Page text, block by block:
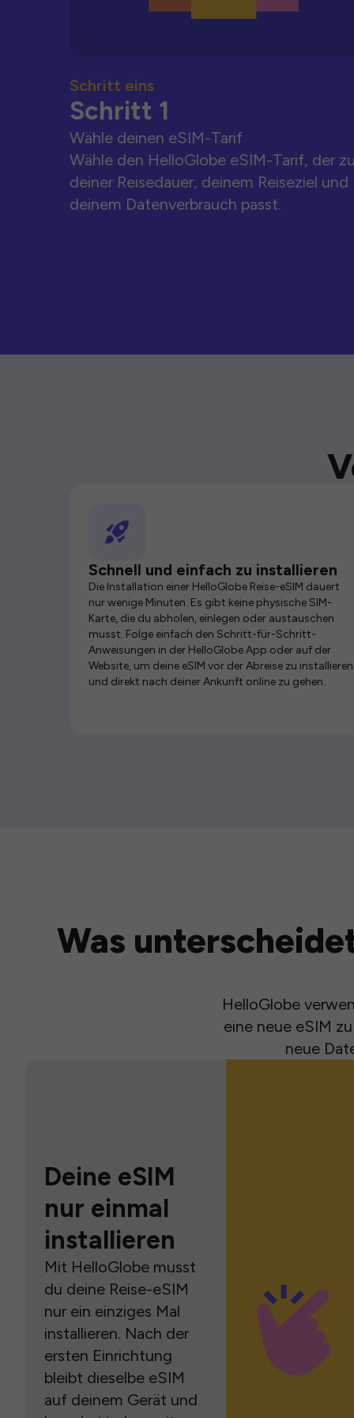
Schritt eins
Schritt 1
Wähle deinen eSIM-Tarif
Wähle den HelloGlobe eSIM-Tarif, der
deiner Reisedauer, deinem Reiseziel und
deinem Datenverbrauch passt.
Schnell und einfach zu installieren
Die Installation einer HelloGlobe Reise-eSIM dauert
nur wenige Minuten. Es gibt keine physische SIM-
Karte, die du abholen, einlegen oder austauschen
musst. Folge einfach den Schritt-für-Schritt-
Anweisungen in der HelloGlobe App oder auf der
Website, um deine eSIM vor der Abreise zu installieren
und direkt nach deiner Ankunft online zu gehen.
Was
HelloGlobe
eine neue eSIM
neue
Deine eSIM
nur einmal
installieren
Mit HelloGlobe musst
du deine Reise-eSIM
nur ein einziges Mal
installieren. Nach der
ersten Einrichtung
bleibt dieselbe eSIM
auf deinem Gerät und